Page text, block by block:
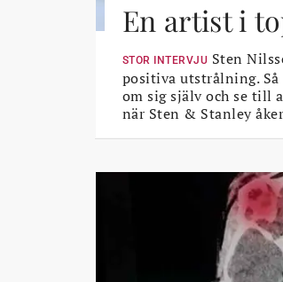
En artist i
STOR INTERVJU Sten
positiva utstrålning. Så
om sig själv och se till
när Sten & Stanley